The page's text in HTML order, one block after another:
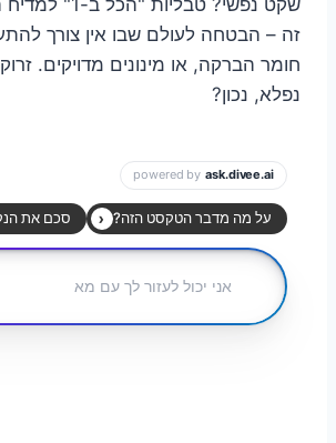
זה – הבטחה לעולם שבו אין צורך
חומר הברקה, או מינונים מדויקים.
נפלא, נכון?